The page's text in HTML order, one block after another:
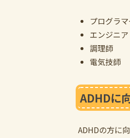
プログラマ
エンジニア
調理師
電気技
ADHDに
ADHDの方に